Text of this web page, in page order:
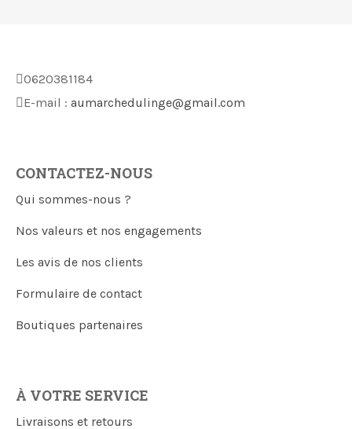
0620381184
E-mail : aumarchedulinge@gmail.com
CONTACTEZ-NOUS
Qui sommes-nous ?
Nos valeurs et nos engagements
Les avis de nos clients
Formulaire de contact
Boutiques partenaires
À VOTRE SERVICE
Livraisons et retours